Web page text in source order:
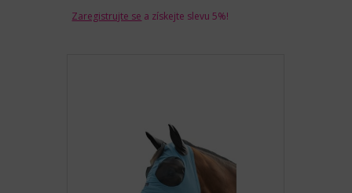
Zaregistrujte se a získejte slevu 5%!